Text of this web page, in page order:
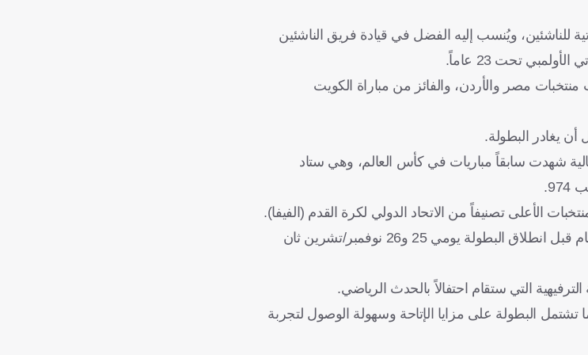
ويُنسب إليه الفضل في قيادة فريق الناشئين
مصر والأردن، والفائز من مباراة الكويت
يغادر البطولة.
من 1 إلى 18 ديسمبر/كانون أول في 6 ملاعب مونديالية شهدت سابقاً مباريات في كأس العالم، وهي ستاد
بينما يتنافس 14 منتخباً على الأماكن السبعة المتبقية في سلسلة من التصفيات، التي ستقام قبل انطلاق البطولة يومي 25 و26 نوفمبر/تشرين ثان
التي ستقام احتفالاً بالحدث الرياضي.
البطولة على مزايا الإتاحة وسهولة الوصول لتجربة